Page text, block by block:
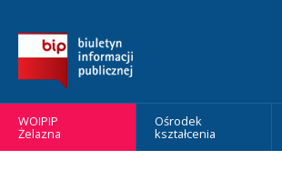
WOIPIP
Żelazna
Ośrodek
kształcenia